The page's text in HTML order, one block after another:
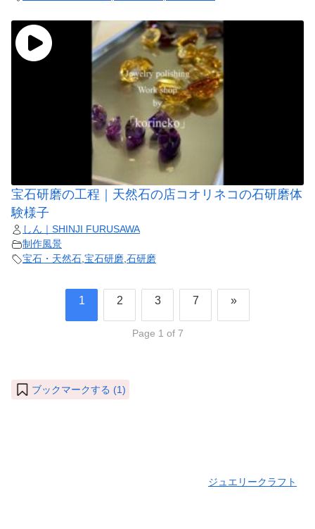
宝石研磨の工程｜天然石の店コオリネコの石研磨体
験様子
しん｜SHINJI FURUSAWA
制作風景
宝石・天然石,宝石研磨,石研磨
1 2 3 7 »
Page 1 of 7
ブックマークする (1)
ジュエリークラフト